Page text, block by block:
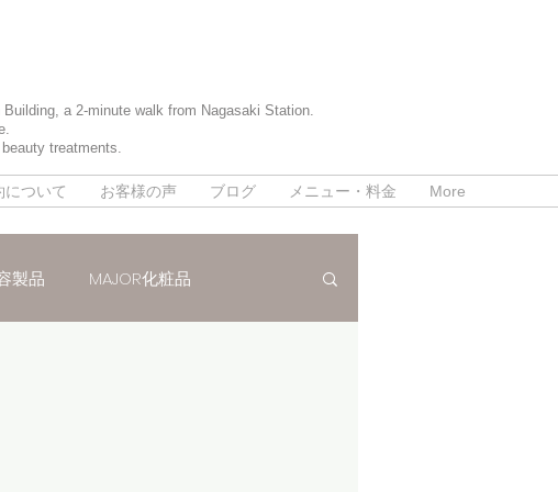
a 2-minute walk from Nagasaki Station.
treatments.
について お客様の声 ブログ メニュー・料金 More
製品 MAJOR化粧品